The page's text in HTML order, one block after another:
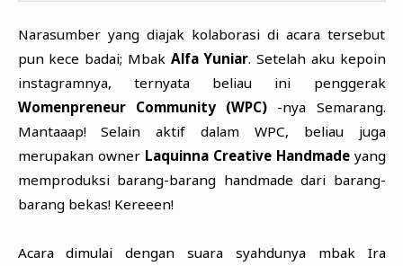
Narasumber yang diajak kolaborasi di acara tersebut
pun kece badai; Mbak Alfa Yuniar. Setelah aku kepoin
instagramnya, ternyata beliau ini penggerak
Womenpreneur Community (WPC) -nya Semarang.
Mantaaap! Selain aktif dalam WPC, beliau juga
merupakan owner Laquinna Creative Handmadeyang
memproduksi barang-barang handmade dari barang-
barang bekas! Kereeen!
Acara dimulai dengan suara syahdunya mbak Ira